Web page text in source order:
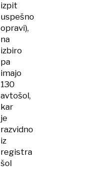
izpit
uspešno
opravi),
na
izbiro
pa
imajo
130
avtošol,
kar
je
razvidno
iz
registra
šol